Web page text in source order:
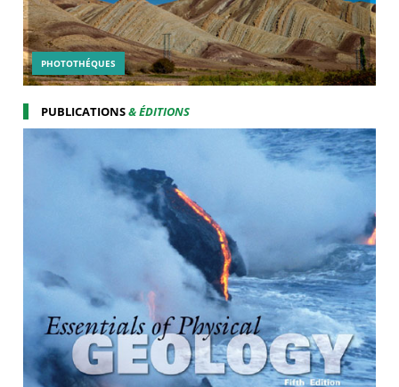
PHOTOTHÉQUES
PUBLICATIONS& ÉDITIONS